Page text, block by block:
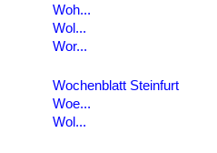
Woh...
Wol...
Wor...
Wochenblatt Steinfurt
Woe...
Wol...